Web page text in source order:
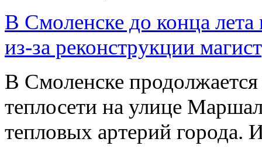
В Смоленске до конца
из-за реконструкции
В Смоленске
теплосети на улице
тепловых артерий